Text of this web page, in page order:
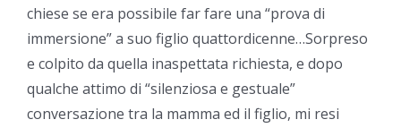
chiese se era possibile far fare una “prova di
immersione” a suo figlio quattordicenne…Sorpreso
e colpito da quella inaspettata richiesta, e dopo
qualche attimo di “silenziosa e gestuale”
conversazione tra la mamma ed il figlio, mi resi